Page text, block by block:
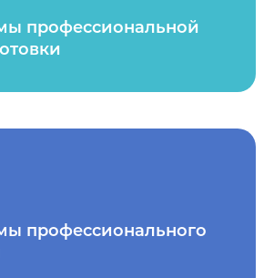
профессиональной
профессионального